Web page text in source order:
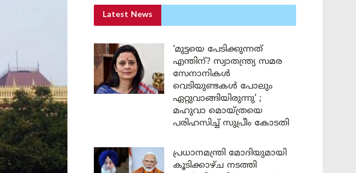
Latest News
‘മുട്ടയെ പേടിക്കുന്നത്
എന്തിന്? സ്വാതന്ത്ര്യ സമര
സേനാനികൾ
വെടിയുണ്ടകൾ പോലും
ഏറ്റുവാങ്ങിയിരുന്നു’ ;
മഹുവാ മൊയ്ത്രയെ
പരിഹസിച്ച് സുപ്രീം കോടതി
പ്രധാനമന്ത്രി മോദിയുമായി
കൂടിക്കാഴ്ച നടത്തി